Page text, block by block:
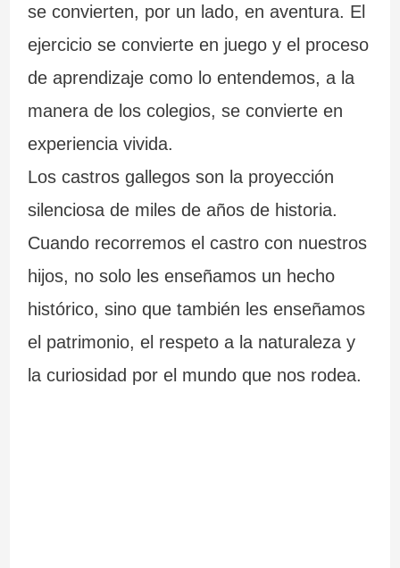
se convierten, por un lado, en aventura. El
ejercicio se convierte en juego y el proceso
de aprendizaje como lo entendemos, a la
manera de los colegios, se convierte en
experiencia vivida.
Los castros gallegos son la proyección
silenciosa de miles de años de historia.
Cuando recorremos el castro con nuestros
hijos, no solo les enseñamos un hecho
histórico, sino que también les enseñamos
el patrimonio, el respeto a la naturaleza y
la curiosidad por el mundo que nos rodea.